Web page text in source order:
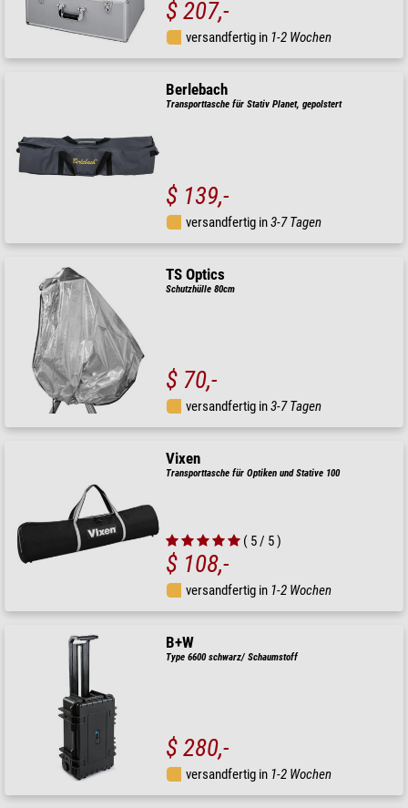
$ 207,-
versandfertig in 1-2 Wochen
Berlebach
Transporttasche für Stativ Planet, gepolstert
$ 139,-
versandfertig in3-7 Tagen
TS Optics
Schutzhülle 80cm
$ 70,-
versandfertig in3-7 Tagen
Vixen
Transporttasche für Optiken und Stative 100
( 5 / 5 )
$ 108,-
versandfertig in 1-2 Wochen
B+W
Type 6600 schwarz/ Schaumstoff
$ 280,-
versandfertig in 1-2 Wochen